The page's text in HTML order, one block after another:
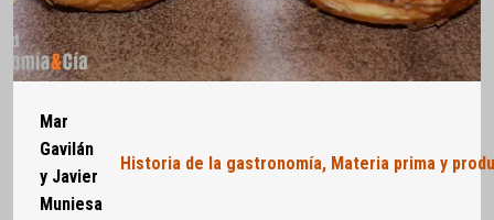
Mar
Gavilán
y Javier
Muniesa
Historia de la gastronomía, Materia prima y